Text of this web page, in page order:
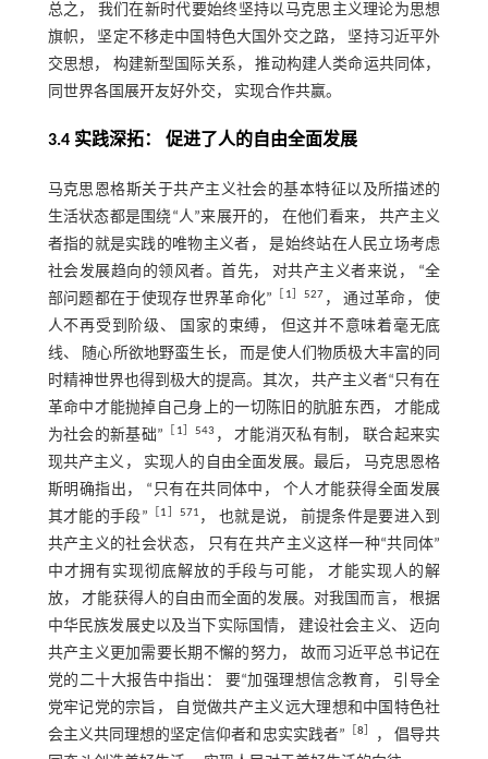
总之， 我们在新时代要始终坚持以马克思主义理论为思想
旗帜， 坚定不移走中国特色大国外交之路， 坚持习近平外
交思想， 构建新型国际关系， 推动构建人类命运共同体，
同世界各国展开友好外交， 实现合作共赢。
3.4 实践深拓： 促进了人的自由全面发展
马克思恩格斯关于共产主义社会的基本特征以及所描述的
生活状态都是围绕“人”来展开的， 在他们看来， 共产主义
者指的就是实践的唯物主义者， 是始终站在人民立场考虑
社会发展趋向的领风者。首先， 对共产主义者来说， “全
部问题都在于使现存世界革命化”
1 ］527 ， 通过革命， 使
人不再受到阶级、 国家的束缚， 但这并不意味着毫无底
线、 随心所欲地野蛮生长， 而是使人们物质极大丰富的同
时精神世界也得到极大的提高。其次， 共产主义者“只有在
革命中才能抛掉自己身上的一切陈旧的肮脏东西， 才能成
为社会的新基础”
1 ］543 ， 才能消灭私有制， 联合起来实
现共产主义， 实现人的自由全面发展。最后， 马克思恩格
斯明确指出， “只有在共同体中， 个人才能获得全面发展
其才能的手段”
1 ］571 ， 也就是说， 前提条件是要进入到
共产主义的社会状态， 只有在共产主义这样一种“共同体”
中才拥有实现彻底解放的手段与可能， 才能实现人的解
放， 才能获得人的自由而全面的发展。对我国而言， 根据
中华民族发展史以及当下实际国情， 建设社会主义、 迈向
共产主义更加需要长期不懈的努力， 故而习近平总书记在
党的二十大报告中指出： 要“加强理想信念教育， 引导全
党牢记党的宗旨， 自觉做共产主义远大理想和中国特色社
会主义共同理想的坚定信仰者和忠实实践者”
8
， 倡导共